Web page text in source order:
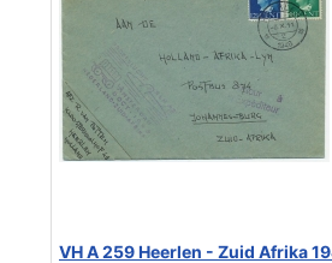
VH A 259 Heerlen - Zuid Afrika